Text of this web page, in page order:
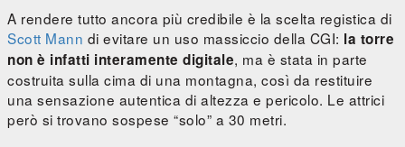
A rendere tutto ancora più credibile è la scelta registica di
Scott Mann di evitare un uso massiccio della CGI: la torre
non è infatti interamente digitale, ma è stata in parte
costruita sulla cima di una montagna, così da restituire
una sensazione autentica di altezza e pericolo. Le attrici
però si trovano sospese “solo” a 30 metri.